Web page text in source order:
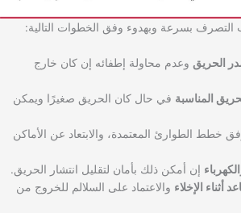
بسرعة وبهدوء وفق الخطوات التالية:
الحريق وعدم محاولة إطفائه إن كان خارج
المناسبة في حال كان الحريق صغيرًا ويمكن
خطط الطوارئ المعتمدة، والابتعاد عن الأماكن
إن أمكن ذلك بأمان لتقليل انتشار الحريق.
أثناء الإخلاء والاعتماد على السلالم للخروج من